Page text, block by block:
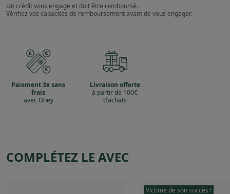
Un crédit vous engage et doit être remboursé.
Vérifiez vos capacités de remboursement avant de vous engager.
Paiement 3x sans
frais
avec Oney
Livraison offerte
à partir de 100€
d’achats
COMPLÉTEZ LE AVEC
Victime de son succès !